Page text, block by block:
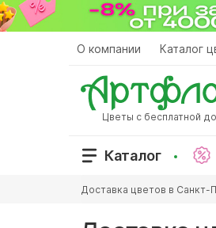
Перейти
к
О компании Каталог
Цветы с бесплатной
Каталог
здесь
Доставка цветов в Санкт-